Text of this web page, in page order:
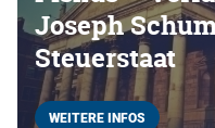
Joseph
Steuerstaat
WEITERE INFOS